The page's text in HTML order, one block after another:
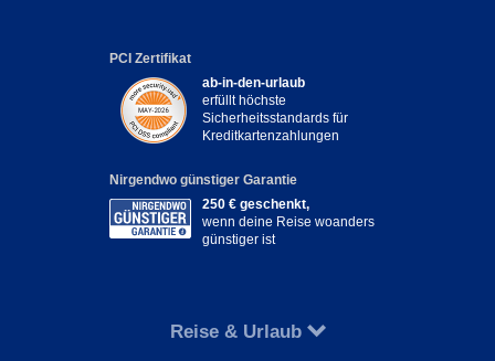
PCI Zertifikat
ab-in-den-urlaub
erfüllt höchste
Sicherheitsstandards für
Kreditkartenzahlungen
Nirgendwo günstiger Garantie
250 € geschenkt,
wenn deine Reise woanders
günstiger ist
Reise & Urlaub